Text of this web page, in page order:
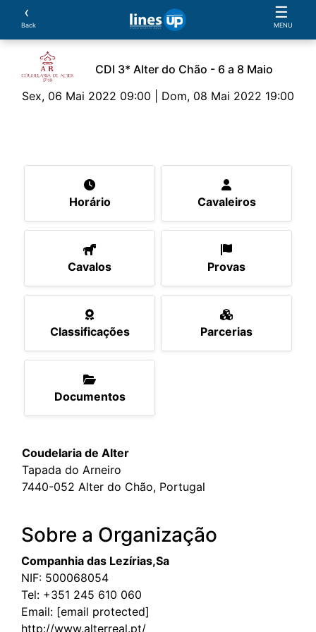
‹
Back
☰
MENU
CDI 3* Alter do Chão - 6 a 8 Maio
Sex, 06 Mai 2022 09:00 | Dom, 08 Mai 2022 19:00
Horário Cavaleiros
Cavalos Provas
Classificações Parcerias
Documentos
Coudelaria de Alter
Tapada do Arneiro
7440-052 Alter do Chão, Portugal
Sobre a Organização
Companhia das Lezírias,Sa
NIF: 500068054
Tel: +351 245 610 060
Email: [email protected]
http://www.alterreal.pt/